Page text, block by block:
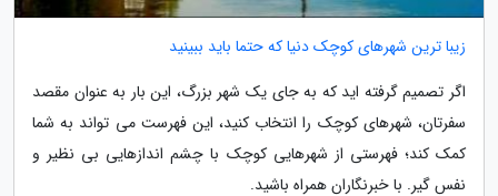
زیبا ترین شهرهای کوچک دنیا که حتما باید ببینید
اگر تصمیم گرفته اید که به جای یک شهر بزرگ، این بار به عنوان مقصد
سفرتان، شهرهای کوچک را انتخاب کنید، این فهرست می تواند به شما
کمک کند؛ فهرستی از شهرهایی کوچک با چشم اندازهایی بی نظیر و
نفس گیر. با خبرنگاران همراه باشید.